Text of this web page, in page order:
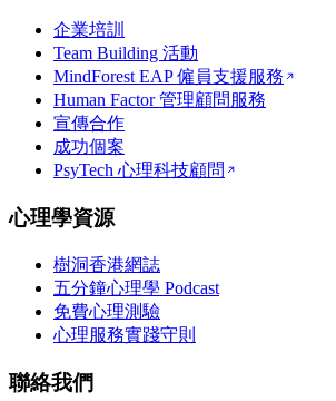
企業培訓
Team Building 活動
MindForest EAP 僱員支援服務
Human Factor 管理顧問服務
宣傳合作
成功個案
PsyTech 心理科技顧問
心理學資源
樹洞香港網誌
五分鐘心理學 Podcast
免費心理測驗
心理服務實踐守則
聯絡我們